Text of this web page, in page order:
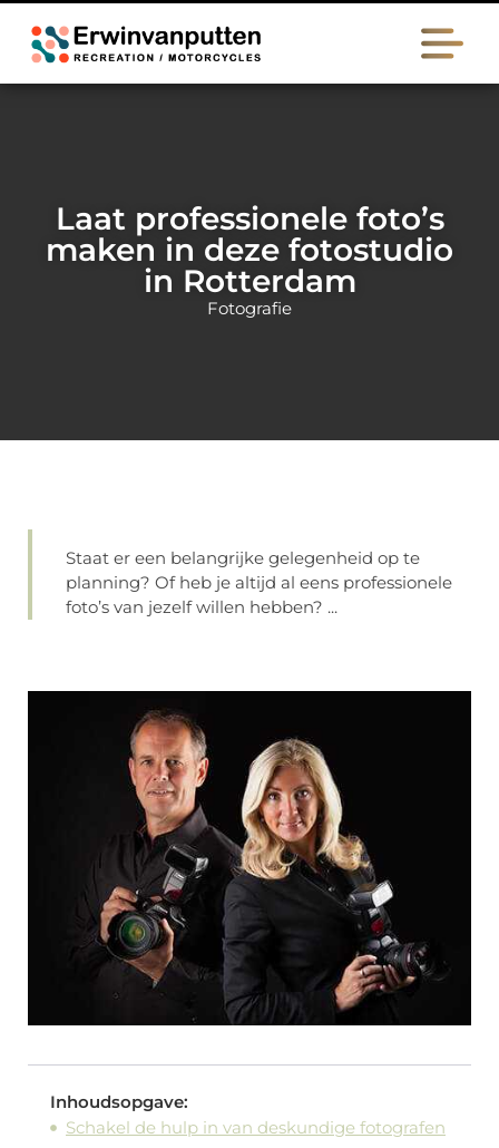
Laat professionele foto’s
maken in deze fotostudio
in Rotterdam
Fotografie
Staat er een belangrijke gelegenheid op te
planning? Of heb je altijd al eens professionele
foto’s van jezelf willen hebben? ...
Inhoudsopgave:
Schakel de hulp in van deskundige fotografen